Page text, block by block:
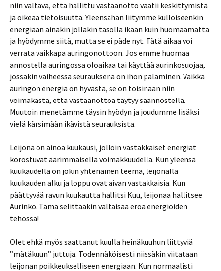
niin valtava, että hallittu vastaanotto vaatii keskittymistä
ja oikeaa tietoisuutta. Yleensähän liitymme kulloiseenkin
energiaan ainakin jollakin tasolla ikään kuin huomaamatta
ja hyödymme siitä, mutta se ei päde nyt. Tätä aikaa voi
verrata vaikkapa auringonottoon. Jos emme huomaa
annostella auringossa oloaikaa tai käyttää aurinkosuojaa,
jossakin vaiheessa seurauksena on ihon palaminen. Vaikka
auringon energia on hyvästä, se on toisinaan niin
voimakasta, että vastaanottoa täytyy säännöstellä.
Muutoin menetämme täysin hyödyn ja joudumme lisäksi
vielä kärsimään ikävistä seurauksista.
Leijona on ainoa kuukausi, jolloin vastakkaiset energiat
korostuvat äärimmäisellä voimakkuudella. Kun yleensä
kuukaudella on jokin yhtenäinen teema, leijonalla
kuukauden alku ja loppu ovat aivan vastakkaisia. Kun
päättyvää ravun kuukautta hallitsi Kuu, leijonaa hallitsee
Aurinko. Tämä selittääkin valtaisaa eroa energioiden
tehossa!
Olet ehkä myös saattanut kuulla heinäkuuhun liittyviä
”mätäkuun” juttuja. Todennäköisesti niissäkin viitataan
leijonan poikkeukselliseen energiaan. Kun normaalisti